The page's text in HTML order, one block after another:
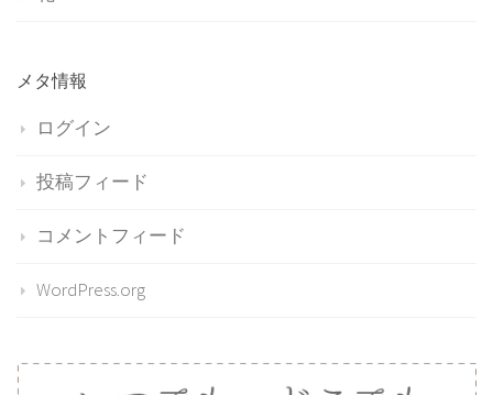
メタ情報
ログイン
投稿フィード
コメントフィード
WordPress.org